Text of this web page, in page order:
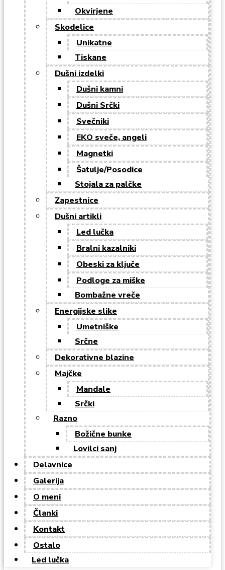
Okvirjene
Skodelice
Unikatne
Tiskane
Dušni izdelki
Dušni kamni
Dušni Srčki
Svečniki
EKO sveče, angeli
Magnetki
Šatulje/Posodice
Stojala za palčke
Zapestnice
Dušni artikli
Led lučka
Bralni kazalniki
Obeski za ključe
Podloge za miške
Bombažne vreče
Energijske slike
Umetniške
Srčne
Dekorativne blazine
Majčke
Mandale
Srčki
Razno
Božične bunke
Lovilci sanj
Delavnice
Galerija
O meni
Članki
Kontakt
Ostalo
Led lučka